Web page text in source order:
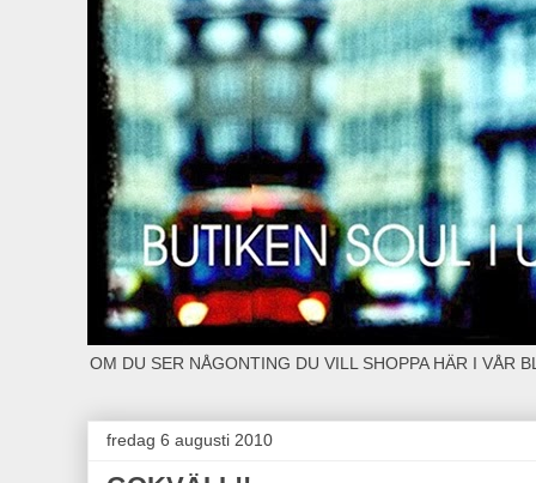
OM DU SER NÅGONTING DU VILL SHOPPA HÄR I VÅR
fredag 6 augusti 2010